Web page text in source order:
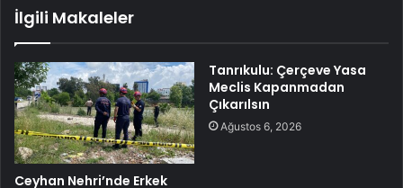
İlgili Makaleler
Ceyhan Nehri’nde Erkek
Tanrıkulu: Çerçeve Yasa
Meclis Kapanmadan
Çıkarılsın
Ağustos 6, 2026